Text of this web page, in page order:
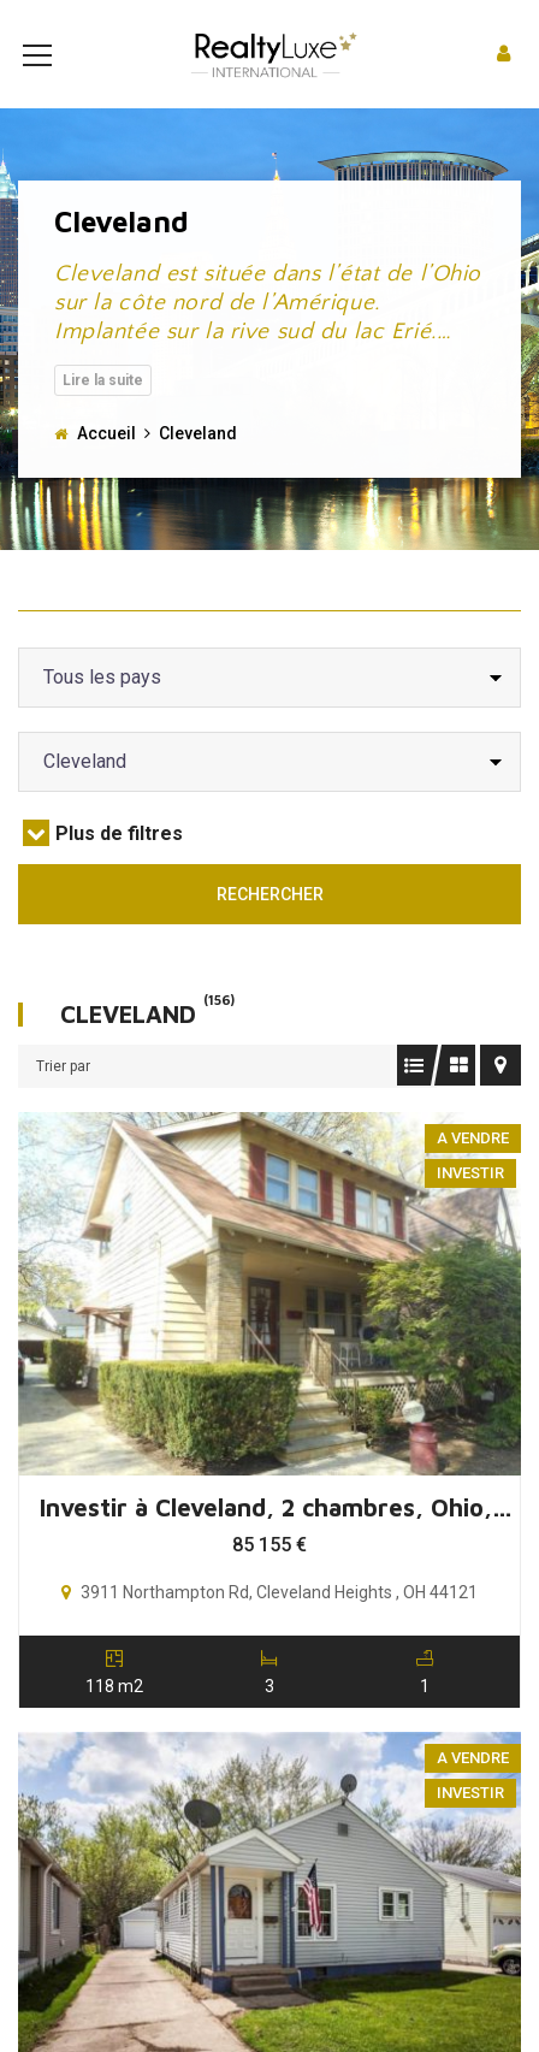
Cleveland
Cleveland est située dans l’état de l’Ohio
sur la côte nord de l’Amérique.
Implantée sur la rive sud du lac Erié.…
Accueil Cleveland
A VENDRE
A LOUER
Plus de filtres
RECHERCHER
CLEVELAND
(156)
Trier par
A VENDRE
INVESTIR
Investir à Cleveland, 2 chambres, Ohio, USA
85 155 €
3911 Northampton Rd, Cleveland Heights , OH 44121
118 m2 3 1
A VENDRE
INVESTIR